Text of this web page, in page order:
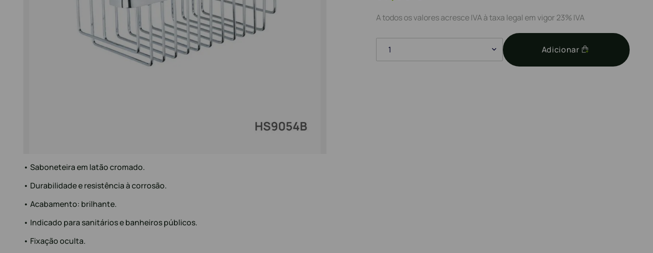
• Saboneteira em latão cromado.
• Durabilidade e resistência à corrosão.
• Acabamento: brilhante.
• Indicado para sanitários e banheiros públicos.
• Fixação oculta.
A todos os valores acresce IVA à taxa legal em vigor 23% IVA
1 Adicionar